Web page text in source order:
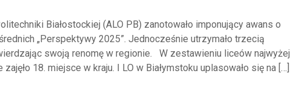
Białostockiej (ALO PB) zanotowało imponujący awans o
„Perspektywy 2025”. Jednocześnie utrzymało trzecią
swoją renomę w regionie. W zestawieniu liceów najwyżej
18. miejsce w kraju. I LO w Białymstoku uplasowało się na […]